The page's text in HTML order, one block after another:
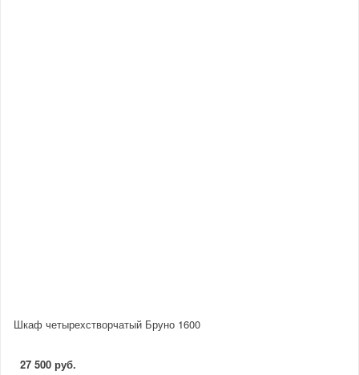
Шкаф четырехстворчатый Бруно 1600
27 500 руб.